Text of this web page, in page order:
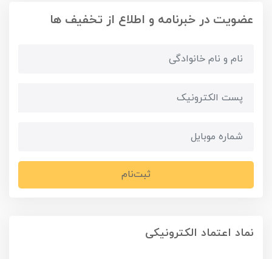
عضویت در خبرنامه و اطلاع از تخفیف ها
ثبت‌نام
نماد اعتماد الکترونیکی